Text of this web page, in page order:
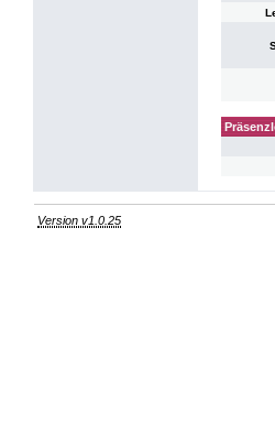
Version v1.0.25